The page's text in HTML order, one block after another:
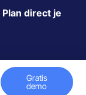
Plan direct je
Gratis
demo